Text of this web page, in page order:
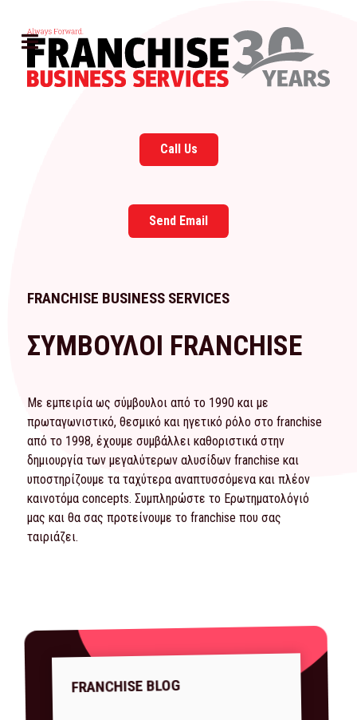
Call Us
Send Email
FRANCHISE BUSINESS SERVICES
ΣΥΜΒΟΥΛΟΙ FRANCHISE
Με εμπειρία ως σύμβουλοι από το 1990 και με
πρωταγωνιστικό, θεσμικό και ηγετικό ρόλο στο franchise
από το 1998, έχουμε συμβάλλει καθοριστικά στην
δημιουργία των μεγαλύτερων αλυσίδων franchise και
υποστηρίζουμε τα ταχύτερα αναπτυσσόμενα και πλέον
καινοτόμα concepts. Συμπληρώστε το Ερωτηματολόγιό
μας και θα σας προτείνουμε το franchise που σας
ταιριάζει.
FRANCHISE BLOG